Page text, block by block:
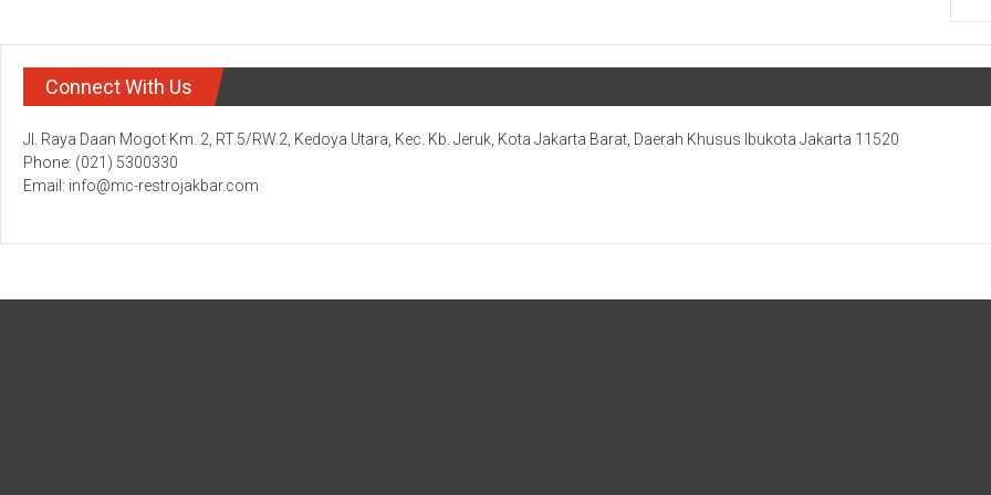
Connect With Us
Jl. Raya Daan Mogot Km. 2, RT.5/RW.2, Kedoya Utara, Kec. Kb. Jeruk, Kota Jakarta Barat, Daerah Khusus Ibukota Jakarta 11520
Phone: (021) 5300330
Email: info@mc-restrojakbar.com